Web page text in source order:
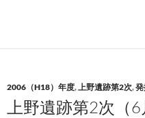
2006（H18）年度,上野遺跡第2次,
上野遺跡第2次（6